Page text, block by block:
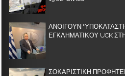
ΑΝΟΙΓΟΥΝ
ΕΓΚΛΗΜΑΤΙΚΟΥ UCK
ΣΟΚΑΡΙΣΤΙΚΗ